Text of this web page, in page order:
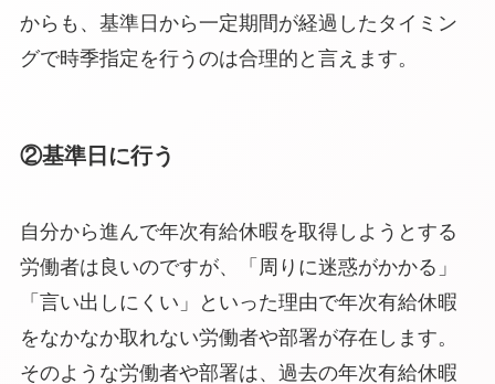
からも、基準日から一定期間が経過したタイミン
グで時季指定を行うのは合理的と言えます。
②基準日に行う
自分から進んで年次有給休暇を取得しようとする
労働者は良いのですが、「 周りに迷惑がかかる 」
「 言い出しにくい 」といった理由で年次有給休暇
をなかなか取れない労働者や部署が存在します。
そのような労働者や部署は、過去の年次有給休暇